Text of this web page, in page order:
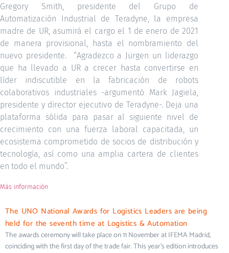
Gregory Smith, presidente del Grupo de
Automatización Industrial de Teradyne, la empresa
madre de UR, asumirá el cargo el 1 de enero de 2021
de manera provisional, hasta el nombramiento del
nuevo presidente. “Agradezco a Jürgen un liderazgo
que ha llevado a UR a crecer hasta convertirse en
líder indiscutible en la fabricación de robots
colaborativos industriales -argumentó Mark Jagiela,
presidente y director ejecutivo de Teradyne-. Deja una
plataforma sólida para pasar al siguiente nivel de
crecimiento con una fuerza laboral capacitada, un
ecosistema comprometido de socios de distribución y
tecnología, así como una amplia cartera de clientes
en todo el mundo”.
Más información
The UNO National Awards for Logistics Leaders are being
held for the seventh time at Logistics & Automation
The awards ceremony will take place on 11 November at IFEMA Madrid,
coinciding with the first day of the trade fair. This year’s edition introduces